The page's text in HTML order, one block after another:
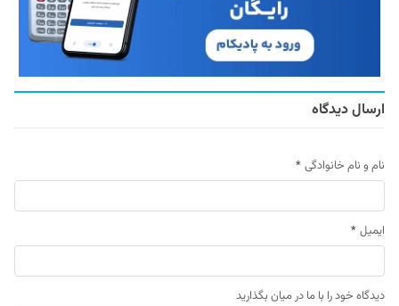
ارسال دیدگاه
نام و نام خانوادگی *
ایمیل *
دیدگاه خود را با ما در میان بگذارید